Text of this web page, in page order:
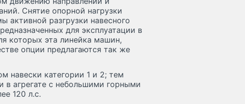
Снятие опорной нагрузки
разгрузки навесного
для эксплуатации в
которых эта линейка машин,
опции предлагаются так же
навески категории 1 и 2; тем
в агрегате с небольшими горными
120 л.с.